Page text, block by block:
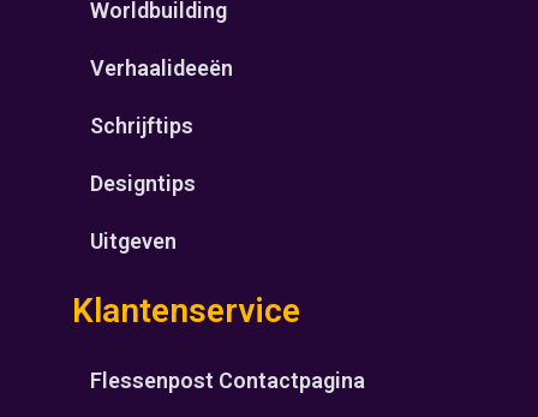
Worldbuilding
Verhaalideeën
Schrijftips
Designtips
Uitgeven
Klantenservice
Flessenpost Contactpagina